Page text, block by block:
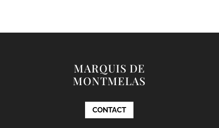
MARQUIS DE
MONTMELAS
CONTACT